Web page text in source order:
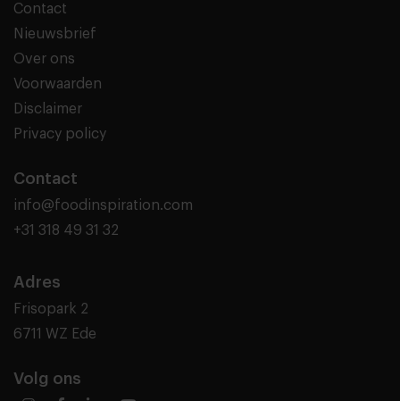
Contact
Nieuwsbrief
Over ons
Voorwaarden
Disclaimer
Privacy policy
Contact
info@foodinspiration.com
+31 318 49 31 32
Adres
Frisopark 2
6711 WZ Ede
Volg ons